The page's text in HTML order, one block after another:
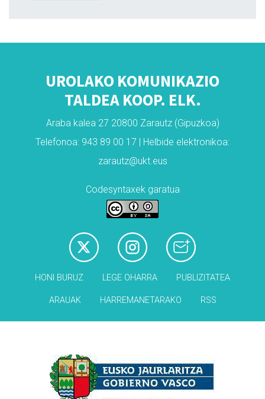
UROLAKO KOMUNIKAZIO
TALDEA KOOP. ELK.
Araba kalea 27 20800 Zarautz (Gipuzkoa)
Telefonoa: 943 89 00 17 | Helbide elektronikoa:
zarautz@ukt.eus
Codesyntaxek garatua
HONI BURUZ LEGE OHARRA PUBLIZITATEA
ARAUAK HARREMANETARAKO RSS